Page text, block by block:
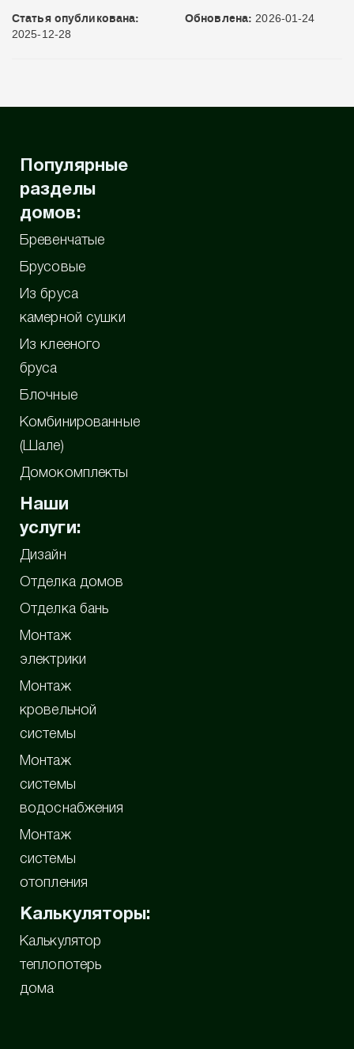
Статья опубликована:
2025-12-28
Обновлена: 2026-01-24
Популярные
разделы
домов:
Бревенчатые
Брусовые
Из бруса
камерной сушки
Из клееного
бруса
Блочные
Комбинированные
(Шале)
Домокомплекты
Наши
услуги:
Дизайн
Отделка домов
Отделка бань
Монтаж
электрики
Монтаж
кровельной
системы
Монтаж
системы
водоснабжения
Монтаж
системы
отопления
Калькуляторы:
Калькулятор
теплопотерь
дома